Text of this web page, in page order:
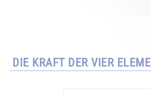
DIE KRAFT DER VIER